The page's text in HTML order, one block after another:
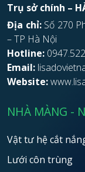
Trụ sở chính –
Địa chỉ:Số 270
– TP Hà Nội
Hotline:
Email:
Website:
NHÀ MÀNG -
Vật tư hệ cắt
Lưới côn trùng